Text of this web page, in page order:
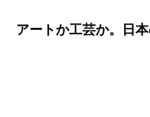
アートか工芸か。日